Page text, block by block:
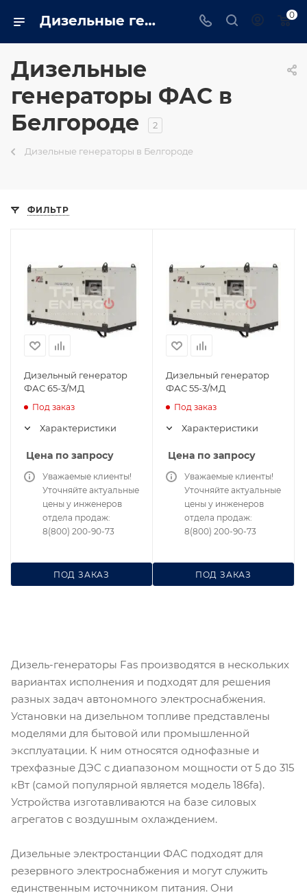
Дизельные генераторы фас: Промышленные, бытовые купить в Белгороде на сайте - belgorod.trustenergo.ru 0
Дизельные
генераторы ФАС в
Белгороде
2
Дизельные генераторы в Белгороде
ФИЛЬТР
Дизельный генератор
ФАС 65-3/МД
Под заказ
Характеристики
Цена по запросу
ПОД ЗАКАЗ
Уважаемые клиенты!
Уточняйте актуальные
цены у инженеров
отдела продаж:
8(800) 200-90-73
Дизельный генератор
ФАС 55-3/МД
Под заказ
Характеристики
Цена по запросу
ПОД ЗАКАЗ
Уважаемые клиенты!
Уточняйте актуальные
цены у инженеров
отдела продаж:
8(800) 200-90-73
Дизель-генераторы Fas производятся в нескольких
вариантах исполнения и подходят для решения
разных задач автономного электроснабжения.
Установки на дизельном топливе представлены
моделями для бытовой или промышленной
эксплуатации. К ним относятся однофазные и
трехфазные ДЭС с диапазоном мощности от 5 до 315
кВт (самой популярной является модель 186fa).
Устройства изготавливаются на базе силовых
агрегатов с воздушным охлаждением.
Дизельные электростанции ФАС подходят для
резервного электроснабжения и могут служить
единственным источником питания. Они